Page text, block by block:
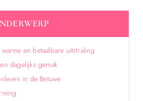
en betaalbare uitstraling
dagelijks gemak
in de Betuwe